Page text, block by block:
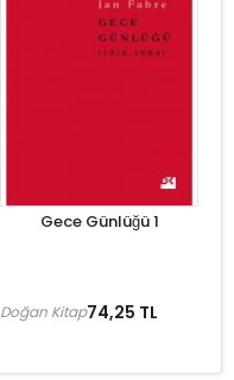
Gece Günlüğü 1
74,25 TL
Doğan Kitap